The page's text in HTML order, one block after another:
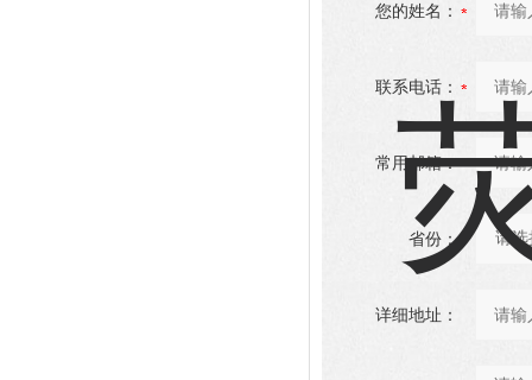
您的姓名：
联系电话：
常用邮箱：
省份：
详细地址：